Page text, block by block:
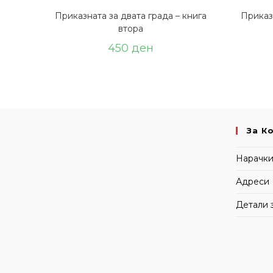
Приказната за двата града – книга
втора
450 ден
За
Нарачки
Адреси
Детали